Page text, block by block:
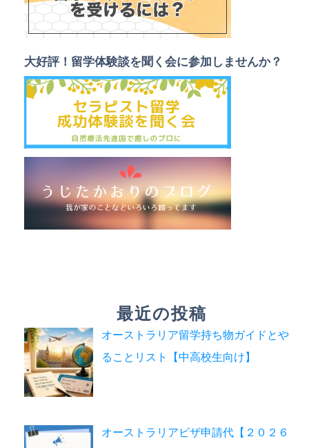
大好評！留学体験談を聞く会に参加しませんか？
最近の投稿
オーストラリア留学持ち物ガイドとや
ることリスト【中高校生向け】
オーストラリアビザ申請代【２０２６